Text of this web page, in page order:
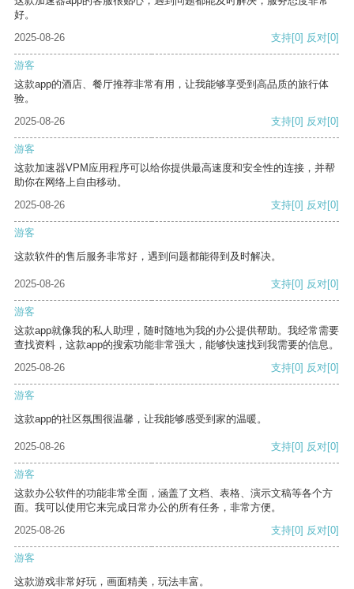
好。
2025-08-26
支持[0] 反对[0]
游客
这款app的酒店、餐厅推荐非常有用，让我能够享受到高品质的旅行体
验。
2025-08-26
支持[0] 反对[0]
游客
这款加速器VPM应用程序可以给你提供最高速度和安全性的连接，并帮
助你在网络上自由移动。
2025-08-26
支持[0] 反对[0]
游客
这款软件的售后服务非常好，遇到问题都能得到及时解决。
2025-08-26 支持[0] 反对[0]
游客
这款app就像我的私人助理，随时随地为我的办公提供帮助。我经常需要
查找资料，这款app的搜索功能非常强大，能够快速找到我需要的信息。
2025-08-26
支持[0] 反对[0]
游客
这款app的社区氛围很温馨，让我能够感受到家的温暖。
2025-08-26 支持[0] 反对[0]
游客
这款办公软件的功能非常全面，涵盖了文档、表格、演示文稿等各个方
面。我可以使用它来完成日常办公的所有任务，非常方便。
2025-08-26
支持[0] 反对[0]
游客
这款游戏非常好玩，画面精美，玩法丰富。